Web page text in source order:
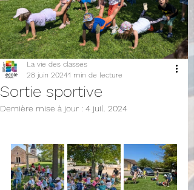
Sortie sportive
La vie des classes
28 juin 20241 min de lecture
Dernière mise à jour : 4 juil. 2024